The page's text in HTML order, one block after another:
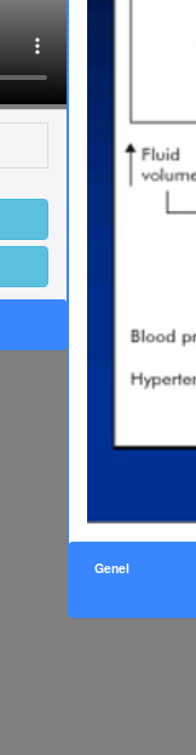
Genel